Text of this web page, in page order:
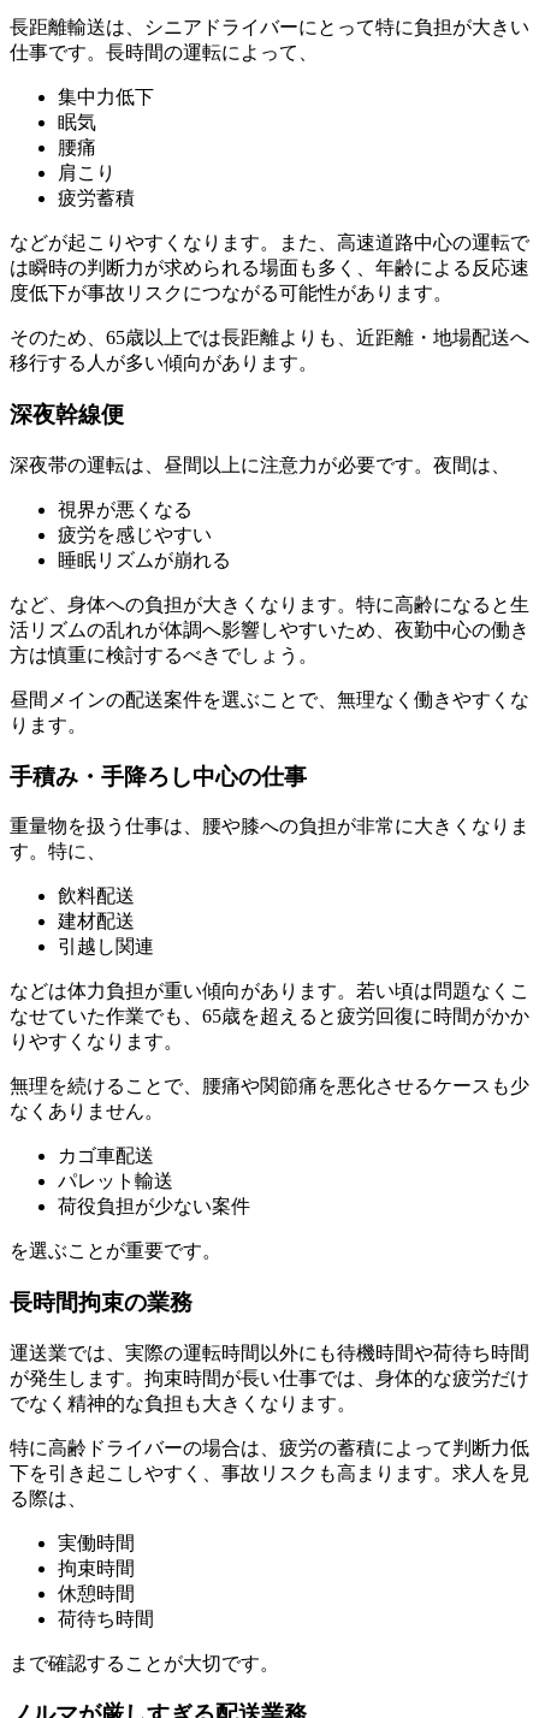
長距離輸送は、シニアドライバーにとって特に負担が大きい
仕事です。長時間の運転によって、
集中力低下
眠気
腰痛
肩こり
疲労蓄積
などが起こりやすくなります。また、高速道路中心の運転で
は瞬時の判断力が求められる場面も多く、年齢による反応速
度低下が事故リスクにつながる可能性があります。
そのため、65歳以上では長距離よりも、近距離・地場配送へ
移行する人が多い傾向があります。
深夜幹線便
深夜帯の運転は、昼間以上に注意力が必要です。夜間は、
視界が悪くなる
疲労を感じやすい
睡眠リズムが崩れる
など、身体への負担が大きくなります。特に高齢になると生
活リズムの乱れが体調へ影響しやすいため、夜勤中心の働き
方は慎重に検討するべきでしょう。
昼間メインの配送案件を選ぶことで、無理なく働きやすくな
ります。
手積み・手降ろし中心の仕事
重量物を扱う仕事は、腰や膝への負担が非常に大きくなりま
す。特に、
飲料配送
建材配送
引越し関連
などは体力負担が重い傾向があります。若い頃は問題なくこ
なせていた作業でも、65歳を超えると疲労回復に時間がかか
りやすくなります。
無理を続けることで、腰痛や関節痛を悪化させるケースも少
なくありません。
カゴ車配送
パレット輸送
荷役負担が少ない案件
を選ぶことが重要です。
長時間拘束の業務
運送業では、実際の運転時間以外にも待機時間や荷待ち時間
が発生します。拘束時間が長い仕事では、身体的な疲労だけ
でなく精神的な負担も大きくなります。
特に高齢ドライバーの場合は、疲労の蓄積によって判断力低
下を引き起こしやすく、事故リスクも高まります。求人を見
る際は、
実働時間
拘束時間
休憩時間
荷待ち時間
まで確認することが大切です。